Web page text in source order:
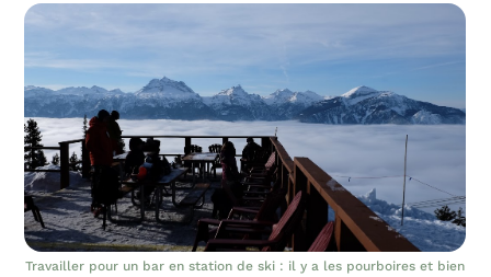
Travailler pour un bar en station de ski : il y a les pourboires et bien